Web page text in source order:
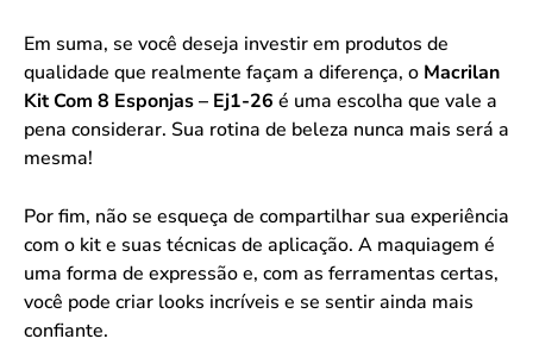
Em suma, se você deseja investir em produtos de
qualidade que realmente façam a diferença, o Macrilan
Kit Com 8 Esponjas – Ej1-26 é uma escolha que vale a
pena considerar. Sua rotina de beleza nunca mais será a
mesma!
Por fim, não se esqueça de compartilhar sua experiência
com o kit e suas técnicas de aplicação. A maquiagem é
uma forma de expressão e, com as ferramentas certas,
você pode criar looks incríveis e se sentir ainda mais
confiante.